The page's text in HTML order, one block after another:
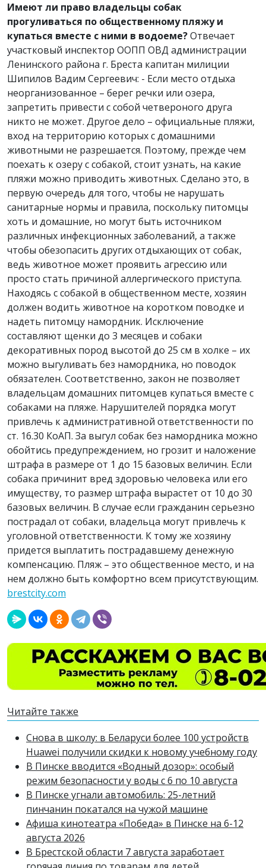
Имеют ли право владельцы собак
прогуливаться по общественному пляжу и
купаться вместе с ними в водоеме?Отвечает
участковый инспектор ООПП ОВД администрации
Ленинского района г. Бреста капитан милиции
Шипилов Вадим Сергеевич: - Если место отдыха
неорганизованное – берег речки или озера,
запретить привести с собой четвероного друга
никто не может. Другое дело – официальные пляжи,
вход на территорию которых с домашними
животными не разрешается. Поэтому, прежде чем
поехать к озеру с собакой, стоит узнать, на какие
пляжи можно приводить животных. Сделано это, в
первую очередь для того, чтобы не нарушать
санитарные нормы и правила, поскольку питомцы
хоть и домашние, но могут быть источником
различных инфекционных заболеваний, а также
чтобы обезопасить других отдыхающих от собак,
ведь животное может проявить агрессию или
просто стать причиной аллергического приступа.
Находясь с собакой в общественном месте, хозяин
должен водить животное на коротком поводке и
надеть питомцу намордник. Исключение
составляют щенки до 3 месяцев и собаки
декоративных пород высотой до 25 см в холке – их
можно выгуливать без намордника, но поводок
обязателен. Соответственно, закон не позволяет
владельцам домашних питомцев купаться вместе с
собаками на пляже. Нарушителей порядка могут
привлечь к административной ответственности по
ст. 16.30 КоАП. За выгул собак без намордника можно
обойтись предупреждением, но грозит и наложение
штрафа в размере от 1 до 15 базовых величин. Если
собака причинит вред здоровью человека или его
имуществу, то размер штрафа вырастет от 10 до 30
базовых величин. В случае если гражданин серьезно
пострадал от собаки, владельца могут привлечь к
уголовной ответственности. К тому же хозяину
придется выплатить пострадавшему денежную
компенсацию. Пляж – это общественное место, и на
нем должно быть комфортно всем присутствующим.
brestcity.com
Читайте также
Снова в школу: в Беларуси более 100 устройств
Huawei получили скидки к новому учебному году
В Пинске вводится «Водный дозор»: особый
режим безопасности у воды с 6 по 10 августа
В Пинске угнали автомобиль: 25-летний
пинчанин покатался на чужой машине
Афиша кинотеатра «Победа» в Пинске на 6-12
августа 2026
В Брестской области 7 августа заработает